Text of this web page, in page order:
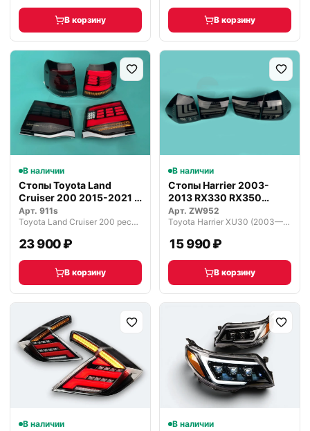
В корзину В корзину
В наличии
Стопы Toyota Land
Cruiser 200 2015-2021 г.
темные
Арт. 911s
Toyota Land Cruiser 200 рестайлинг 2 (2015—2021)
23 900 ₽
В корзину
В наличии
Стопы Harrier 2003-
2013 RX330 RX350
RX270 темные
Арт. ZW952
Toyota Harrier XU30 (2003—2013)
15 990 ₽
В корзину
В наличии В наличии